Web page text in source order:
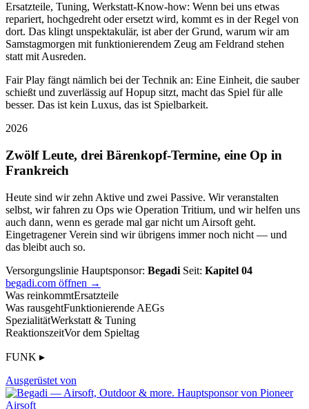
Ersatzteile, Tuning, Werkstatt-Know-how: Wenn bei uns etwas
repariert, hochgedreht oder ersetzt wird, kommt es in der Regel von
dort. Das klingt unspektakulär, ist aber der Grund, warum wir am
Samstagmorgen mit funktionierendem Zeug am Feldrand stehen
statt mit Ausreden.
Fair Play fängt nämlich bei der Technik an: Eine Einheit, die sauber
schießt und zuverlässig auf Hopup sitzt, macht das Spiel für alle
besser. Das ist kein Luxus, das ist Spielbarkeit.
2026
Zwölf Leute, drei Bärenkopf-Termine, eine Op in
Frankreich
Heute sind wir zehn Aktive und zwei Passive. Wir veranstalten
selbst, wir fahren zu Ops wie Operation Tritium, und wir helfen uns
auch dann, wenn es gerade mal gar nicht um Airsoft geht.
Eingetragener Verein sind wir übrigens immer noch nicht — und
das bleibt auch so.
Versorgungslinie Hauptsponsor: Begadi Seit: Kapitel 04
begadi.com öffnen →
Was reinkommtErsatzteile
Was rausgehtFunktionierende AEGs
SpezialitätWerkstatt & Tuning
ReaktionszeitVor dem Spieltag
FUNK ▸
Ausgerüstet von